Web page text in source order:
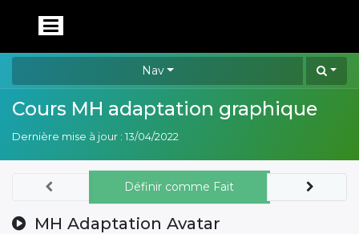
Nav
Cours MH adaptation graphique
Dernière mise à jour : 13/04/2022
MH Adaptation Avatar
Définir comme Fait